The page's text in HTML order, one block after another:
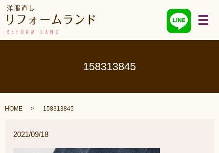
メ
158313845
HOME 158313845
2021/09/18